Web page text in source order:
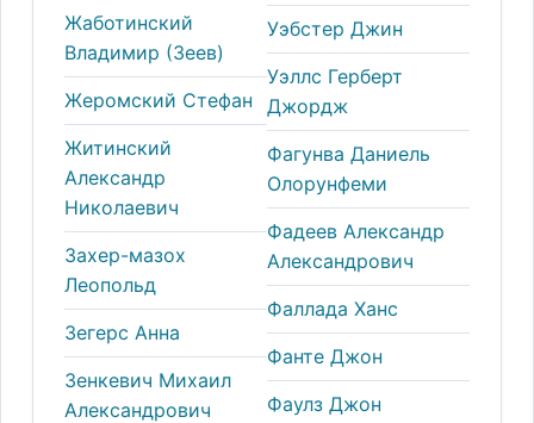
Жаботинский
Владимир (Зеев)
Жеромский Стефан
Житинский
Александр
Николаевич
Захер-мазох
Леопольд
Зегерс Анна
Зенкевич Михаил
Александрович
Уэбстер Джин
Уэллс Герберт
Джордж
Фагунва Даниель
Олорунфеми
Фадеев Александр
Александрович
Фаллада Ханс
Фанте Джон
Фаулз Джон